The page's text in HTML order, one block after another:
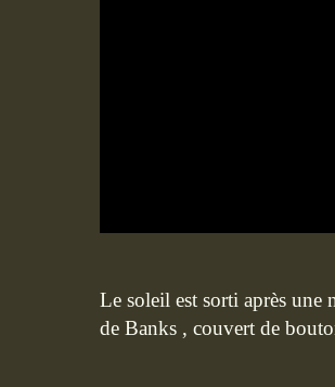
Le soleil est sorti après une
de Banks , couvert de